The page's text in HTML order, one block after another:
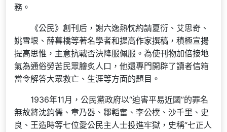
務。
《公民》創刊后，謝六逸熱忱約請夏衍、艾思奇、
姚雪垠、薛暮橋等著名學者和提高作家撰稿，積極宣揚
提高思惟，主意抗戰否決降服佩服。為使刊物加倍接地
氣為通俗勞苦民眾膾炙人口，他還專門開辟了讀者信箱
當令解答大眾救亡、生涯等方面的題目。
1936年11月，公民黨政府以“迫害平易近國”的罪名
無故將沈鈞儒、章乃器、鄒韜奮、李公樸、沙千里、史
良、王造時等七位愛公民主人士投進牢獄，史稱“七正人